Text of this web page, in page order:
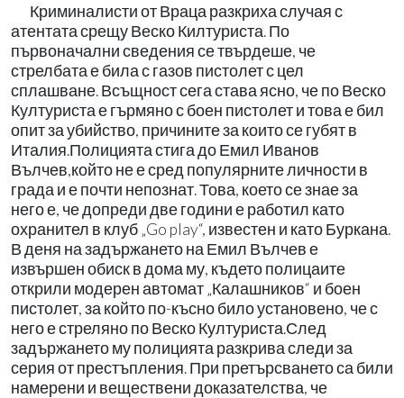
Криминалисти от Враца разкриха случая с
атентата срещу Веско Килтуриста. По
първоначални сведения се твърдеше, че
стрелбата е била с газов пистолет с цел
сплашване. Всъщност сега става ясно, че по Веско
Културиста е гърмяно с боен пистолет и това е бил
опит за убийство, причините за които се губят в
Италия.Полицията стига до Емил Иванов
Вълчев,който не е сред популярните личности в
града и е почти непознат. Това, което се знае за
него е, че допреди две години е работил като
охранител в клуб „Go play“, известен и като Буркана.
В деня на задържането на Емил Вълчев е
извършен обиск в дома му, където полицаите
открили модерен автомат „Калашников“ и боен
пистолет, за който по-късно било установено, че с
него е стреляно по Веско Културиста.След
задържането му полицията разкрива следи за
серия от престъпления. При претърсването са били
намерени и веществени доказателства, че